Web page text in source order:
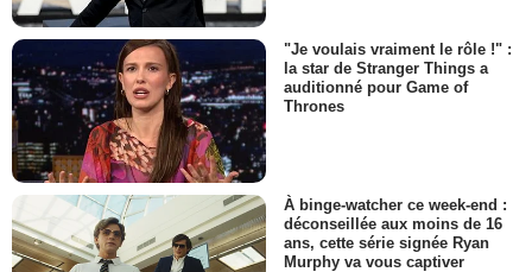
"Je voulais vraiment le rôle !" :
la star de Stranger Things a
auditionné pour Game of
Thrones
À binge-watcher ce week-end :
déconseillée aux moins de 16
ans, cette série signée Ryan
Murphy va vous captiver